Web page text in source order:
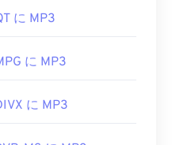
ァイル変換なしでAIFF
す。または
ます。
す。MP3拡張子を使用
に MP3
に MP3
に MP3